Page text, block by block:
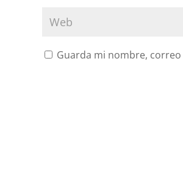
Guarda mi nombre,